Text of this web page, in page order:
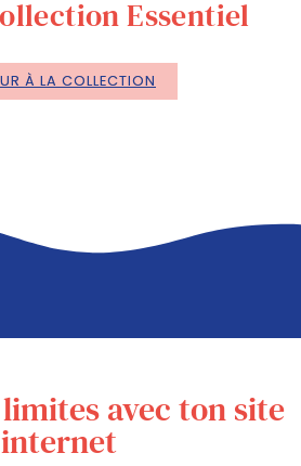
Essentiel
À LA COLLECTION
limites avec ton site
internet